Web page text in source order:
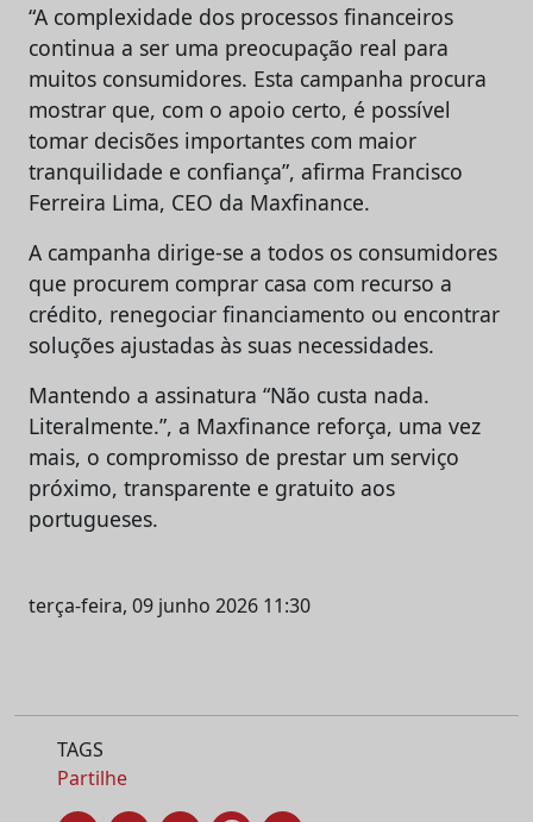
“A complexidade dos processos financeiros
continua a ser uma preocupação real para
muitos consumidores. Esta campanha procura
mostrar que, com o apoio certo, é possível
tomar decisões importantes com maior
tranquilidade e confiança”, afirma Francisco
Ferreira Lima, CEO da Maxfinance.
A campanha dirige-se a todos os consumidores
que procurem comprar casa com recurso a
crédito, renegociar financiamento ou encontrar
soluções ajustadas às suas necessidades.
Mantendo a assinatura “Não custa nada.
Literalmente.”, a Maxfinance reforça, uma vez
mais, o compromisso de prestar um serviço
próximo, transparente e gratuito aos
portugueses.
terça-feira, 09 junho 2026 11:30
TAGS
Partilhe